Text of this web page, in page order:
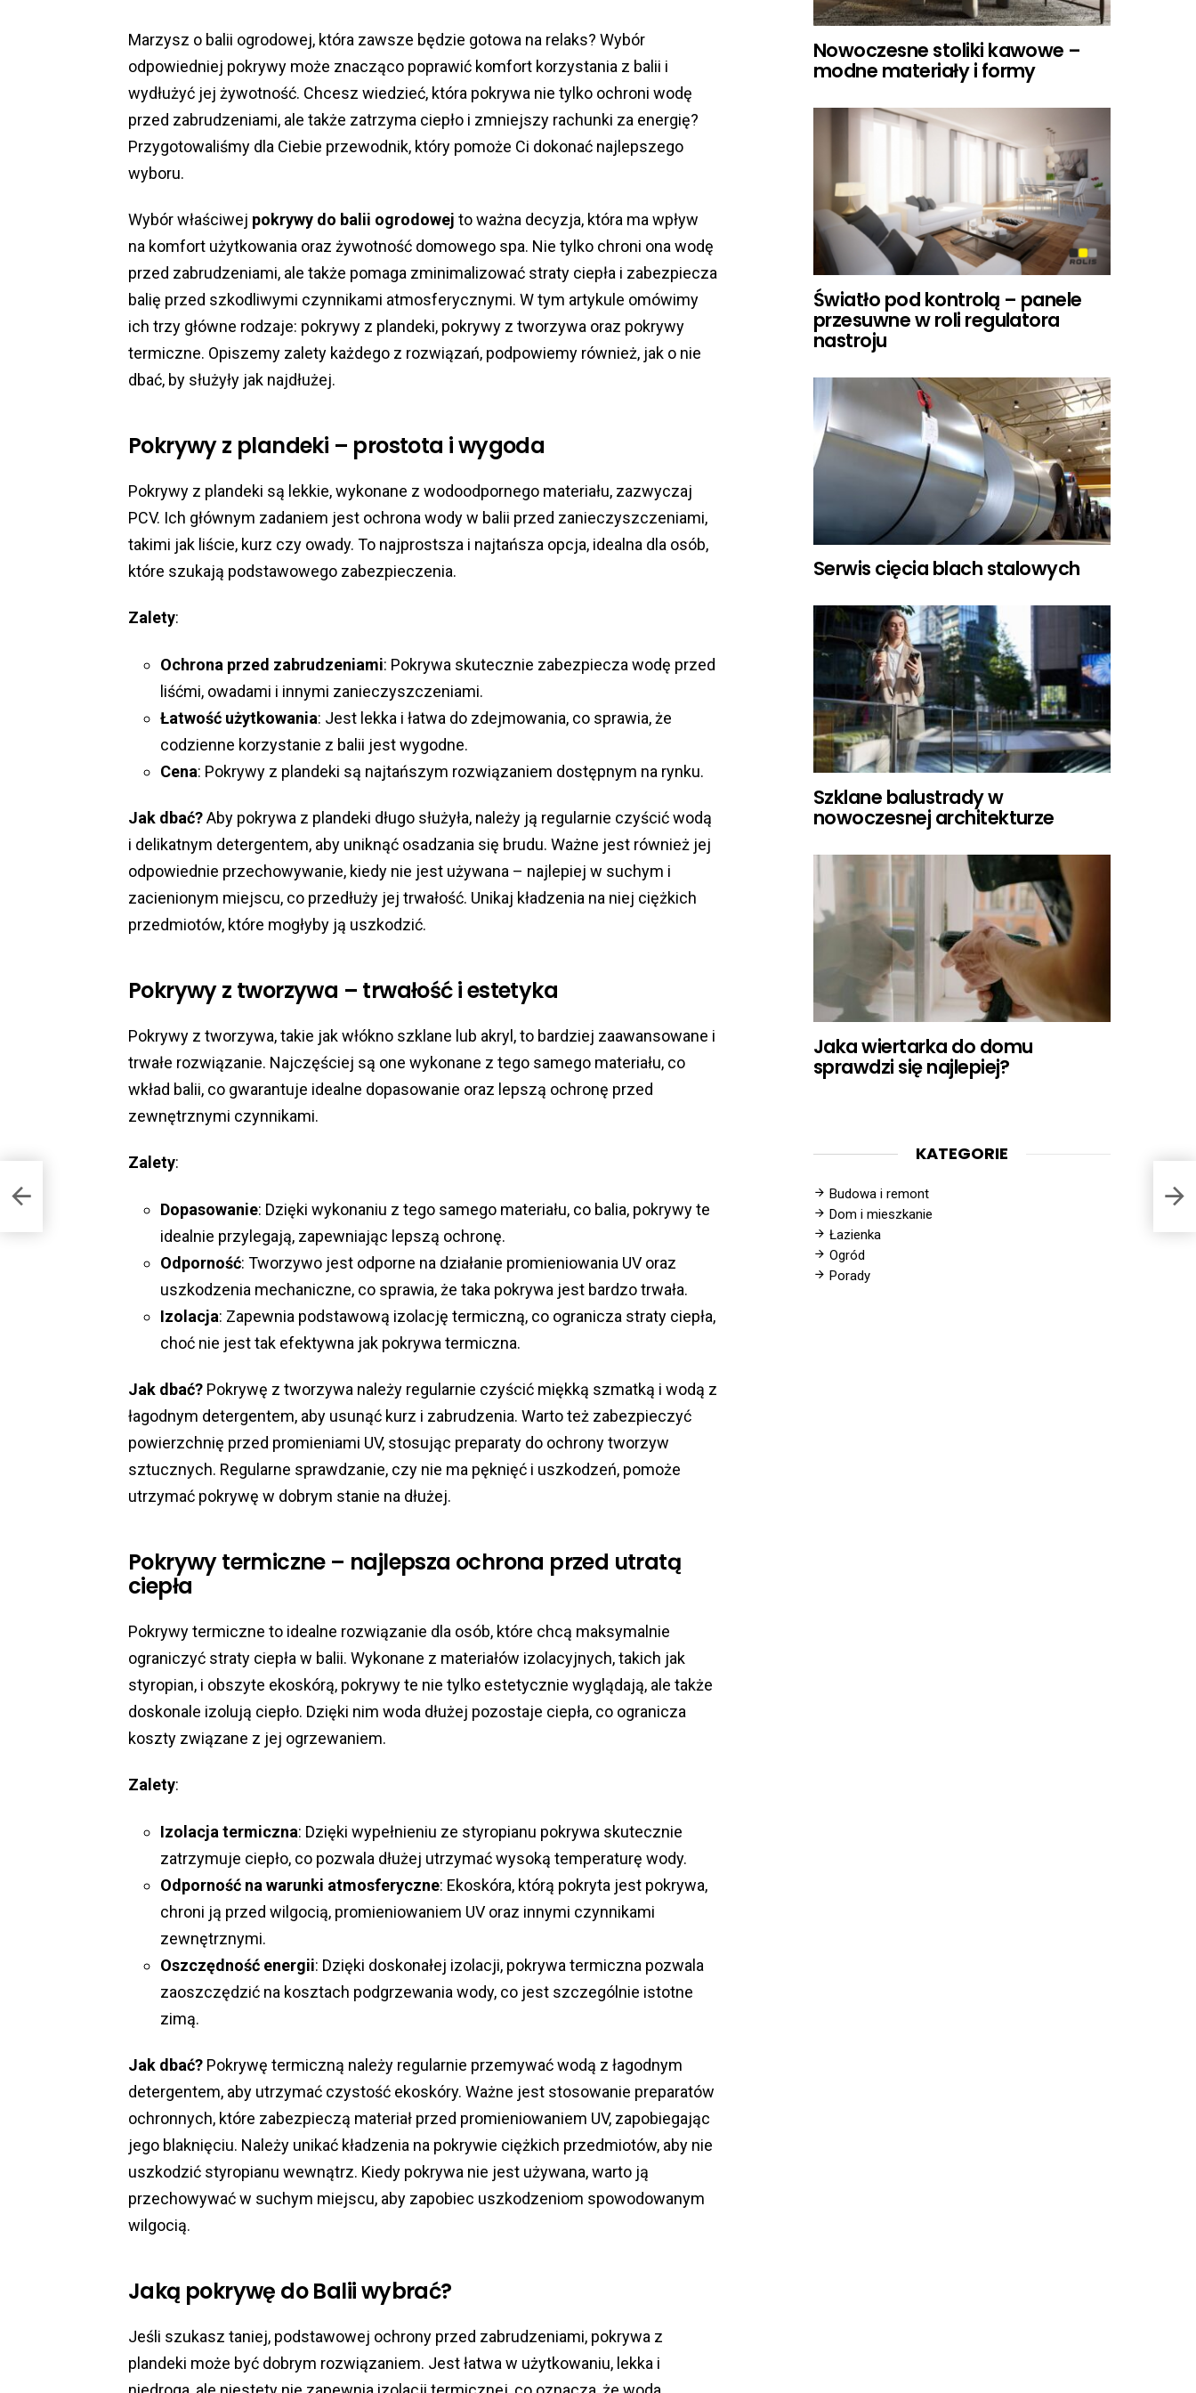
Marzysz o balii ogrodowej, która zawsze będzie gotowa na relaks? Wybór
odpowiedniej pokrywy może znacząco poprawić komfort korzystania z balii i
wydłużyć jej żywotność. Chcesz wiedzieć, która pokrywa nie tylko ochroni wodę
przed zabrudzeniami, ale także zatrzyma ciepło i zmniejszy rachunki za energię?
Przygotowaliśmy dla Ciebie przewodnik, który pomoże Ci dokonać najlepszego
wyboru.
Wybór właściwej pokrywy do balii ogrodowej to ważna decyzja, która ma wpływ
na komfort użytkowania oraz żywotność domowego spa. Nie tylko chroni ona wodę
przed zabrudzeniami, ale także pomaga zminimalizować straty ciepła i zabezpiecza
balię przed szkodliwymi czynnikami atmosferycznymi. W tym artykule omówimy
ich trzy główne rodzaje: pokrywy z plandeki, pokrywy z tworzywa oraz pokrywy
termiczne. Opiszemy zalety każdego z rozwiązań, podpowiemy również, jak o nie
dbać, by służyły jak najdłużej.
Pokrywy z plandeki – prostota i wygoda
Pokrywy z plandeki są lekkie, wykonane z wodoodpornego materiału, zazwyczaj
PCV. Ich głównym zadaniem jest ochrona wody w balii przed zanieczyszczeniami,
takimi jak liście, kurz czy owady. To najprostsza i najtańsza opcja, idealna dla osób,
które szukają podstawowego zabezpieczenia.
Zalety:
Ochrona przed zabrudzeniami: Pokrywa skutecznie zabezpiecza wodę przed
liśćmi, owadami i innymi zanieczyszczeniami.
Łatwość użytkowania: Jest lekka i łatwa do zdejmowania, co sprawia, że
codzienne korzystanie z balii jest wygodne.
Cena: Pokrywy z plandeki są najtańszym rozwiązaniem dostępnym na rynku.
Jak dbać?Aby pokrywa z plandeki długo służyła, należy ją regularnie czyścić wodą
i delikatnym detergentem, aby uniknąć osadzania się brudu. Ważne jest również jej
odpowiednie przechowywanie, kiedy nie jest używana – najlepiej w suchym i
zacienionym miejscu, co przedłuży jej trwałość. Unikaj kładzenia na niej ciężkich
przedmiotów, które mogłyby ją uszkodzić.
Pokrywy z tworzywa – trwałość i estetyka
Pokrywy z tworzywa, takie jak włókno szklane lub akryl, to bardziej zaawansowane i
trwałe rozwiązanie. Najczęściej są one wykonane z tego samego materiału, co
wkład balii, co gwarantuje idealne dopasowanie oraz lepszą ochronę przed
zewnętrznymi czynnikami.
Zalety:
Dopasowanie: Dzięki wykonaniu z tego samego materiału, co balia, pokrywy te
idealnie przylegają, zapewniając lepszą ochronę.
Odporność: Tworzywo jest odporne na działanie promieniowania UV oraz
uszkodzenia mechaniczne, co sprawia, że taka pokrywa jest bardzo trwała.
Izolacja: Zapewnia podstawową izolację termiczną, co ogranicza straty ciepła,
choć nie jest tak efektywna jak pokrywa termiczna.
Jak dbać? Pokrywę z tworzywa należy regularnie czyścić miękką szmatką i wodą z
łagodnym detergentem, aby usunąć kurz i zabrudzenia. Warto też zabezpieczyć
powierzchnię przed promieniami UV, stosując preparaty do ochrony tworzyw
sztucznych. Regularne sprawdzanie, czy nie ma pęknięć i uszkodzeń, pomoże
utrzymać pokrywę w dobrym stanie na dłużej.
Pokrywy termiczne – najlepsza ochrona przed utratą
ciepła
Pokrywy termiczne to idealne rozwiązanie dla osób, które chcą maksymalnie
ograniczyć straty ciepła w balii. Wykonane z materiałów izolacyjnych, takich jak
styropian, i obszyte ekoskórą, pokrywy te nie tylko estetycznie wyglądają, ale także
doskonale izolują ciepło. Dzięki nim woda dłużej pozostaje ciepła, co ogranicza
koszty związane z jej ogrzewaniem.
Zalety:
Izolacja termiczna: Dzięki wypełnieniu ze styropianu pokrywa skutecznie
zatrzymuje ciepło, co pozwala dłużej utrzymać wysoką temperaturę wody.
Odporność na warunki atmosferyczne: Ekoskóra, którą pokryta jest pokrywa,
chroni ją przed wilgocią, promieniowaniem UV oraz innymi czynnikami
zewnętrznymi.
Oszczędność energii: Dzięki doskonałej izolacji, pokrywa termiczna pozwala
zaoszczędzić na kosztach podgrzewania wody, co jest szczególnie istotne
zimą.
Jak dbać? Pokrywę termiczną należy regularnie przemywać wodą z łagodnym
detergentem, aby utrzymać czystość ekoskóry. Ważne jest stosowanie preparatów
ochronnych, które zabezpieczą materiał przed promieniowaniem UV, zapobiegając
jego blaknięciu. Należy unikać kładzenia na pokrywie ciężkich przedmiotów, aby nie
uszkodzić styropianu wewnątrz. Kiedy pokrywa nie jest używana, warto ją
przechowywać w suchym miejscu, aby zapobiec uszkodzeniom spowodowanym
wilgocią.
Jaką pokrywę do Balii wybrać?
Jeśli szukasz taniej, podstawowej ochrony przed zabrudzeniami, pokrywa z
plandeki może być dobrym rozwiązaniem. Jest łatwa w użytkowaniu, lekka i
Nowoczesne stoliki kawowe –
modne materiały i formy
Światło pod kontrolą – panele
przesuwne w roli regulatora
nastroju
Serwis cięcia blach stalowych
Szklane balustrady w
nowoczesnej architekturze
Jaka wiertarka do domu
sprawdzi się najlepiej?
KATEGORIE
Budowa i remont
Dom i mieszkanie
Łazienka
Ogród
Porady